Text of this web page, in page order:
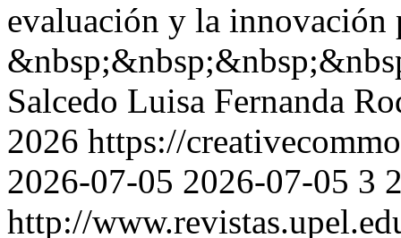
evaluación y la innovación
Salcedo Luisa Fernanda
2026 https://
2026-07-05 2026-07-05 3
http://